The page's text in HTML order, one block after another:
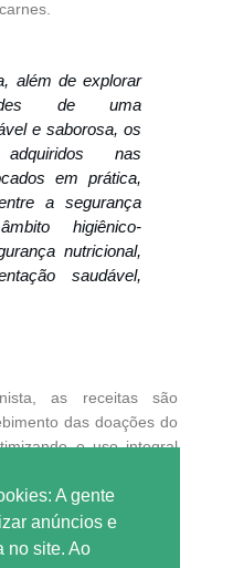
além de explorar
de uma
e saborosa, os
adquiridos nas
em prática,
a segurança
higiênico-
nutricional,
saudável,
as receitas são
das doações do
o uso integral
de autonomia
projeto Sabor, Saber e
A gente
anúncios e
no site. Ao